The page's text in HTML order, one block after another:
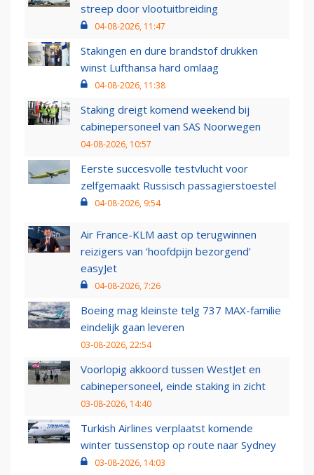
streep door vlootuitbreiding
04-08-2026, 11:47
Stakingen en dure brandstof drukken
winst Lufthansa hard omlaag
04-08-2026, 11:38
Staking dreigt komend weekend bij
cabinepersoneel van SAS Noorwegen
04-08-2026, 10:57
Eerste succesvolle testvlucht voor
zelfgemaakt Russisch passagierstoestel
04-08-2026, 9:54
Air France-KLM aast op terugwinnen
reizigers van ‘hoofdpijn bezorgend’
easyJet
04-08-2026, 7:26
Boeing mag kleinste telg 737 MAX-familie
eindelijk gaan leveren
03-08-2026, 22:54
Voorlopig akkoord tussen WestJet en
cabinepersoneel, einde staking in zicht
03-08-2026, 14:40
Turkish Airlines verplaatst komende
winter tussenstop op route naar Sydney
03-08-2026, 14:03